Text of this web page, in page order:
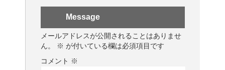
Message
メールアドレスが公開されることはありませ
ん。
※ が付いている欄は必須項目です
コメント ※